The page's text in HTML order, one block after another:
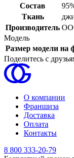
Состав
Ткань
Производитель
Модель
Размер модели на
Поделитесь с
О компании
Франшиза
Доставка
Оплата
Контакты
8 800 333-20-79